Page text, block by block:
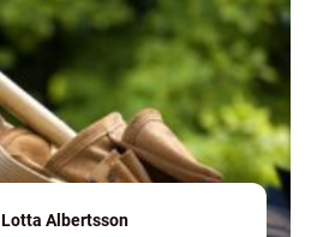
Lotta Albertsson